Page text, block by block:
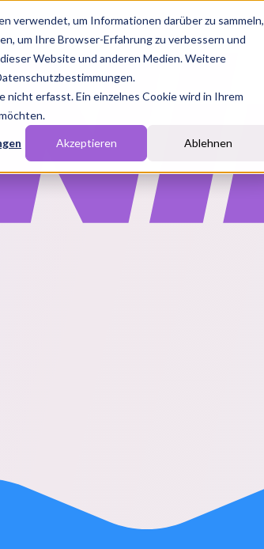
verwendet, um Informationen darüber zu sammeln,
um Ihre Browser-Erfahrung zu verbessern und
Website und anderen Medien. Weitere
erfasst. Ein einzelnes Cookie wird in Ihrem
Akzeptieren Ablehnen